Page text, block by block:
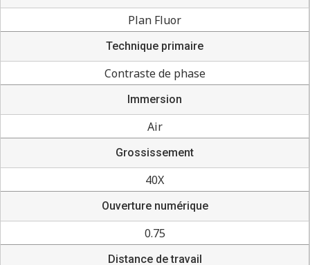
Plan Fluor
Technique primaire
Contraste de phase
Immersion
Air
Grossissement
40X
Ouverture numérique
0.75
Distance de travail